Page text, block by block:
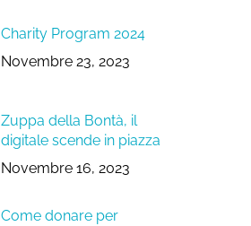
Charity Program 2024
Novembre 23, 2023
Zuppa della Bontà, il
digitale scende in piazza
Novembre 16, 2023
Come donare per